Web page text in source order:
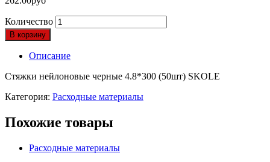
Количество
В корзину
Описание
Стяжки нейлоновые черные 4.8*300 (50шт) SKOLE
Категория: Расходные материалы
Похожие товары
Расходные материалы